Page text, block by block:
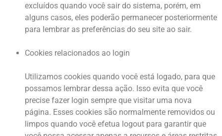
excluídos quando você sair do sistema, porém, em
alguns casos, eles poderão permanecer posteriormente
para lembrar as preferências do seu site ao sair.
Cookies relacionados ao login
Utilizamos cookies quando você está logado, para que
possamos lembrar dessa ação. Isso evita que você
precise fazer login sempre que visitar uma nova
página. Esses cookies são normalmente removidos ou
limpos quando você efetua logout para garantir que